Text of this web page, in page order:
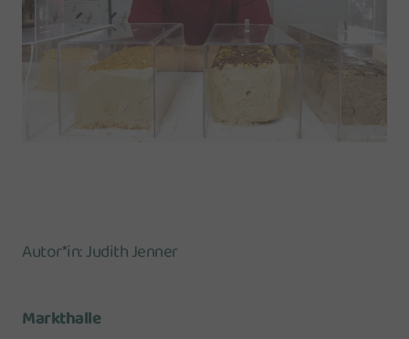
Autor*in:Judith Jenner
Markthalle